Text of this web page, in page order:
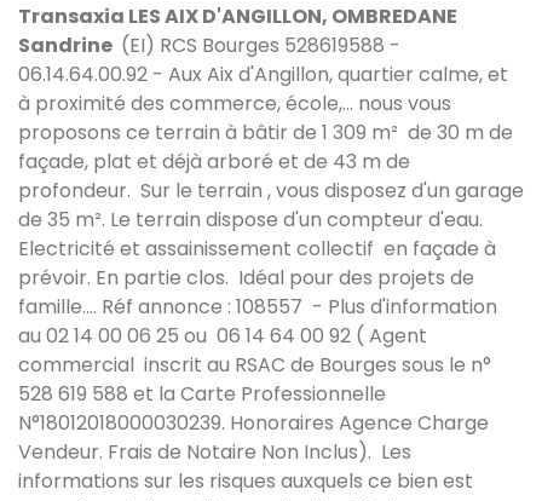
Transaxia LES AIX D'ANGILLON, OMBREDANE
Sandrine (EI) RCS Bourges 528619588 -
06.14.64.00.92 - Aux Aix d'Angillon, quartier calme, et
à proximité des commerce, école,... nous vous
proposons ce terrain à bâtir de 1 309 m² de 30 m de
façade, plat et déjà arboré et de 43 m de
profondeur. Sur le terrain , vous disposez d'un garage
de 35 m². Le terrain dispose d'un compteur d'eau.
Electricité et assainissement collectif en façade à
prévoir. En partie clos. Idéal pour des projets de
famille.... Réf annonce : 108557 - Plus d'information
au 02 14 00 06 25 ou 06 14 64 00 92 ( Agent
commercial inscrit au RSAC de Bourges sous le n°
528 619 588 et la Carte Professionnelle
N°18012018000030239. Honoraires Agence Charge
Vendeur. Frais de Notaire Non Inclus). Les
informations sur les risques auxquels ce bien est